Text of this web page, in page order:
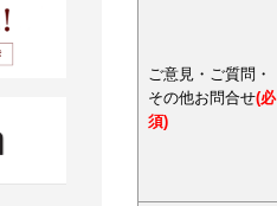
ご意見・ご質問・
その他お問合せ(必
須)